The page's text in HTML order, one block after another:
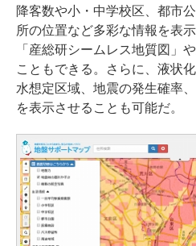
降客数や小・中学校区、都市
所の位置など多彩な情報を表
「産総研シームレス地質図」
こともできる。さらに、液状
水想定区域、地震の発生確率
を表示させることも可能だ。